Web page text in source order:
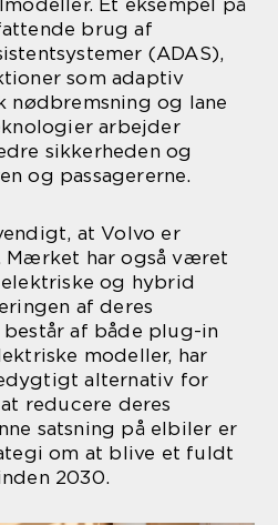
Et eksempel på
brug af
(ADAS),
som adaptiv
nødbremsning og lane
arbejder
sikkerheden og
og passagererne.
at Volvo er
Mærket har også været
og hybrid
af deres
består af både plug-in
modeller, har
alternativ for
reducere deres
satsning på elbiler er
om at blive et fuldt
2030.